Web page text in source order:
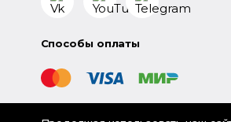
Способы оплаты